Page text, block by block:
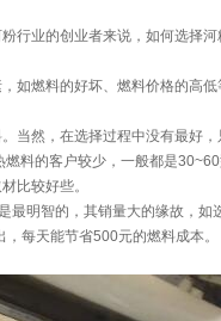
业的创业者来说，如何选择河
燃料的好坏、燃料价格的高
然，在选择过程中没有最好
料的客户较少，一般都是
比较好些。
智的，其销量大的缘故，如
每天能节省500元的燃料成本。